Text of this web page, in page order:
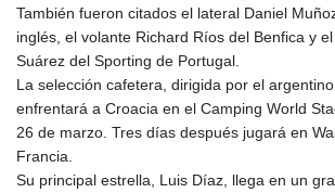
También fueron citados el lateral Daniel
inglés, el volante Richard Ríos del Benfica y
Suárez del Sporting de Portugal.
La selección cafetera, dirigida por el
enfrentará a Croacia en el Camping World
26 de marzo. Tres días después jugará en
Francia.
Su principal estrella, Luis Díaz, llega en un